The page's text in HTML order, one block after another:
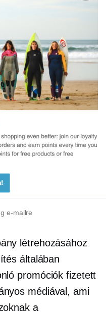
e-mailre
létrehozásához
általában
promóciók fizetett
médiával, ami
a